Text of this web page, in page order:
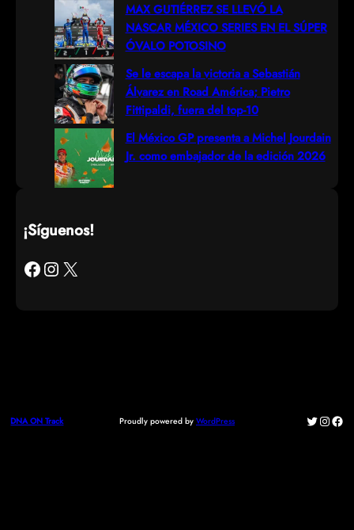
MAX GUTIÉRREZ SE LLEVÓ LA
NASCAR MÉXICO SERIES EN EL SÚPER
ÓVALO POTOSINO
Se le escapa la victoria a Sebastián
Álvarez en Road América; Pietro
Fittipaldi, fuera del top-10
El México GP presenta a Michel Jourdain
Jr. como embajador de la edición 2026
¡Síguenos!
Facebook Instagram X
DNA ON Track Proudly powered by WordPress Twitter